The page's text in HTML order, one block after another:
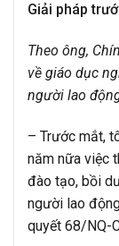
Giải pháp
Theo ông,
về giáo dục
người lao
– Trước mắt,
năm nữa việc
đào tạo, bồi
người lao
quyết 68/NQ-